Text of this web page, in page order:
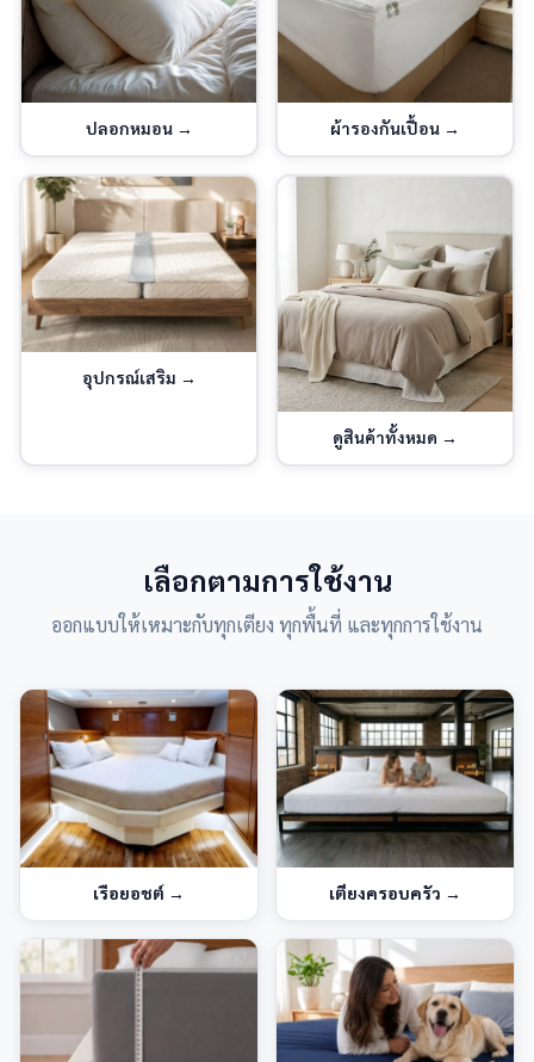
ปลอกหมอน → ผ้ารองกันเปื้อน →
อุปกรณ์เสริม →
ดูสินค้าทั้งหมด →
เลือกตามการใช้งาน
ออกแบบให้เหมาะกับทุกเตียง ทุกพื้นที่ และทุกการใช้งาน
เรือยอชต์ → เตียงครอบครัว →